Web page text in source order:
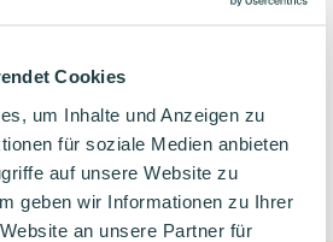
Cookies
um Inhalte und Anzeigen zu
für soziale Medien anbieten
auf unsere Website zu
geben wir Informationen zu Ihrer
an unsere Partner für